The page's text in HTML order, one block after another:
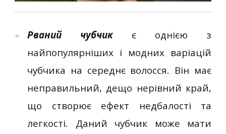
Рваний чубчикє однією з
найпопулярніших і модних варіацій
чубчика на середнє волосся. Він має
неправильний, дещо нерівний край,
що створює ефект недбалості та
легкості. Даний чубчик може мати